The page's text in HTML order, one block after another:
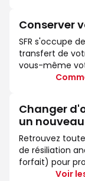
Conserver
SFR s'occupe
transfert de
vous-même
Changer
un
Retrouvez
de résiliation
forfait) pour
Voir